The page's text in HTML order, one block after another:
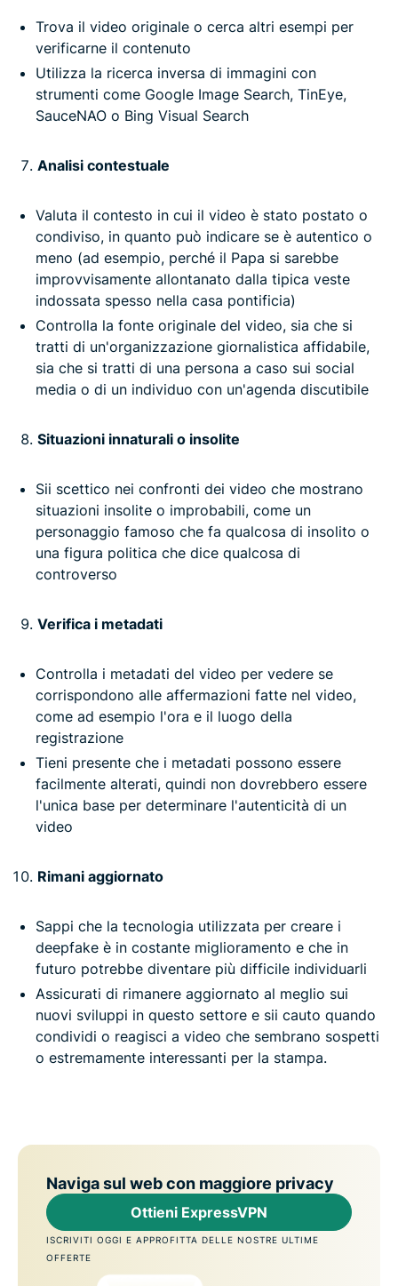
Trova il video originale o cerca altri esempi per
verificarne il contenuto
Utilizza la ricerca inversa di immagini con
strumenti come Google Image Search, TinEye,
SauceNAO o Bing Visual Search
Analisi contestuale
Valuta il contesto in cui il video è stato postato o
condiviso, in quanto può indicare se è autentico o
meno (ad esempio, perché il Papa si sarebbe
improvvisamente allontanato dalla tipica veste
indossata spesso nella casa pontificia)
Controlla la fonte originale del video, sia che si
tratti di un'organizzazione giornalistica affidabile,
sia che si tratti di una persona a caso sui social
media o di un individuo con un'agenda discutibile
Situazioni innaturali o insolite
Sii scettico nei confronti dei video che mostrano
situazioni insolite o improbabili, come un
personaggio famoso che fa qualcosa di insolito o
una figura politica che dice qualcosa di
controverso
Verifica i metadati
Controlla i metadati del video per vedere se
corrispondono alle affermazioni fatte nel video,
come ad esempio l'ora e il luogo della
registrazione
Tieni presente che i metadati possono essere
facilmente alterati, quindi non dovrebbero essere
l'unica base per determinare l'autenticità di un
video
Rimani aggiornato
Sappi che la tecnologia utilizzata per creare i
deepfake è in costante miglioramento e che in
futuro potrebbe diventare più difficile individuarli
Assicurati di rimanere aggiornato al meglio sui
nuovi sviluppi in questo settore e sii cauto quando
condividi o reagisci a video che sembrano sospetti
o estremamente interessanti per la stampa.
Naviga sul web con maggiore privacy
Ottieni ExpressVPN
ISCRIVITI OGGI E APPROFITTA DELLE NOSTRE ULTIME
OFFERTE